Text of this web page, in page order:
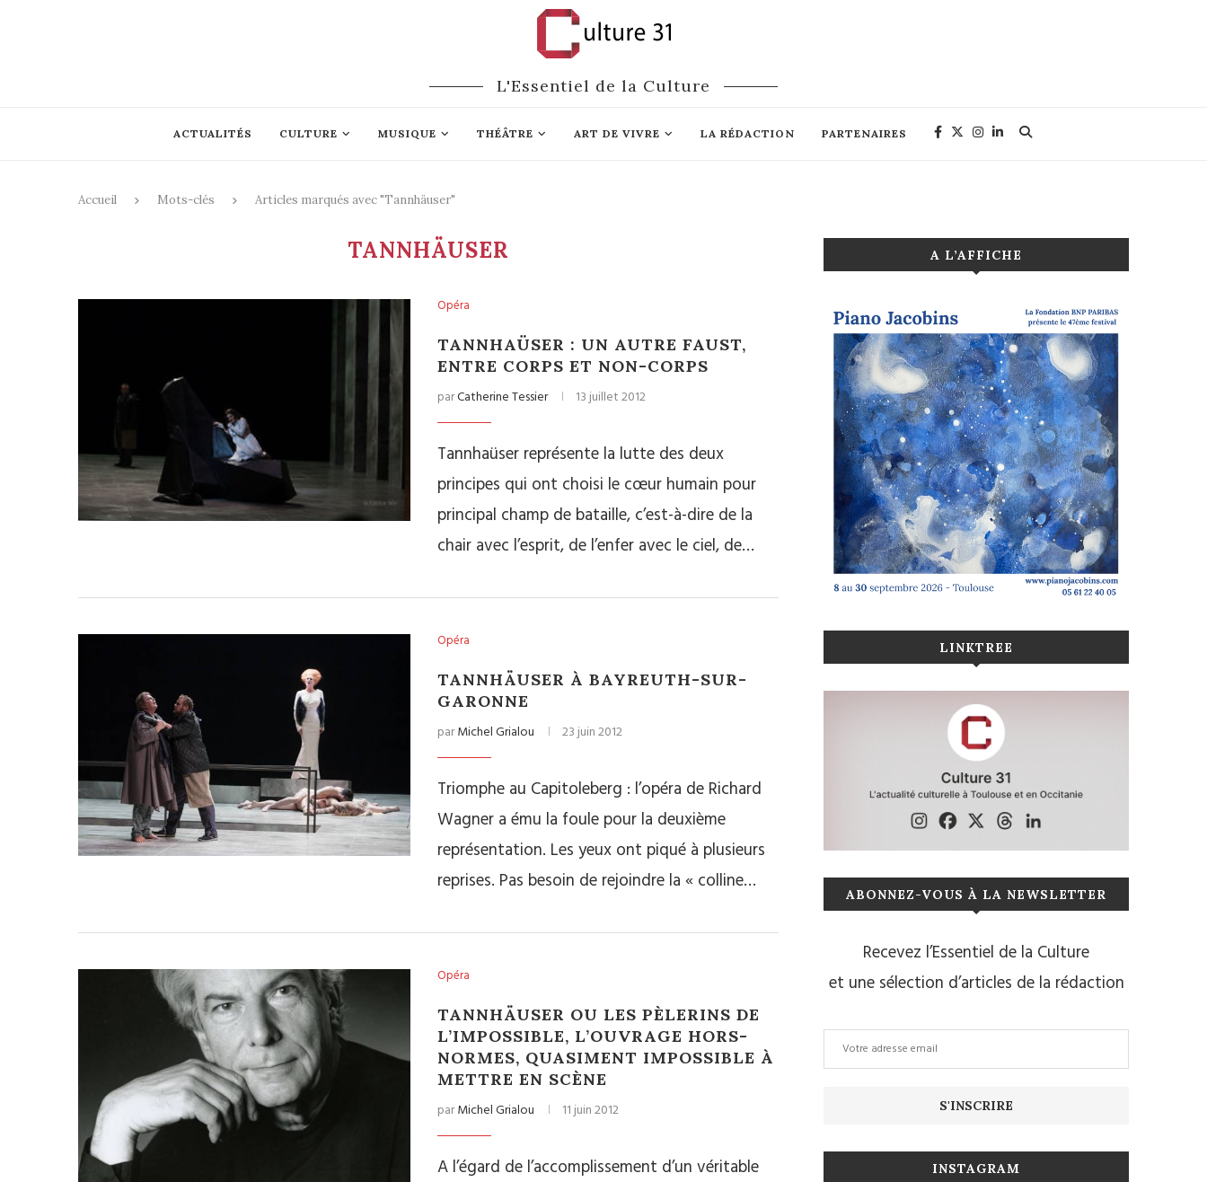
L'Essentiel de la Culture
ACTUALITÉS CULTURE MUSIQUE THÉÂTRE ART DE VIVRE LA RÉDACTION PARTENAIRES
Accueil Mots-clés Articles marqués avec "Tannhäuser"
TANNHÄUSER
Opéra
TANNHAÜSER : UN AUTRE FAUST,
ENTRE CORPS ET NON-CORPS
parCatherine Tessier 13 juillet 2012
Tannhaüser représente la lutte des deux
principes qui ont choisi le cœur humain pour
principal champ de bataille, c’est-à-dire de la
chair avec l’esprit, de l’enfer avec le ciel, de…
Opéra
TANNHÄUSER À BAYREUTH-SUR-
GARONNE
parMichel Grialou 23 juin 2012
Triomphe au Capitoleberg : l’opéra de Richard
Wagner a ému la foule pour la deuxième
représentation. Les yeux ont piqué à plusieurs
reprises. Pas besoin de rejoindre la « colline…
Opéra
TANNHÄUSER OU LES PÈLERINS DE
L’IMPOSSIBLE, L’OUVRAGE HORS-
NORMES, QUASIMENT IMPOSSIBLE À
METTRE EN SCÈNE
parMichel Grialou 11 juin 2012
A l’égard de l’accomplissement d’un véritable
A L’AFFICHE
LINKTREE
ABONNEZ-VOUS À LA NEWSLETTER
Recevez l’Essentiel de la Culture
et une sélection d’articles de la rédaction
INSTAGRAM